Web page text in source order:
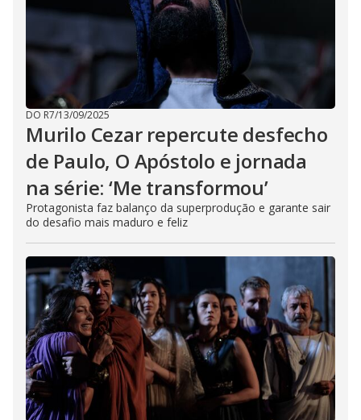
DO R7/13/09/2025
Murilo Cezar repercute desfecho
de Paulo, O Apóstolo e jornada
na série: ‘Me transformou’
Protagonista faz balanço da superprodução e garante sair
do desafio mais maduro e feliz